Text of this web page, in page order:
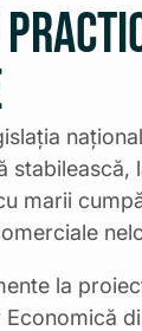
stabilească,
marii
la